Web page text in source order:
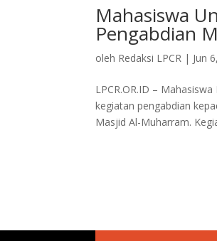
Mahasiswa
Pengabdian
oleh Redaksi LPCR | Jun
LPCR.OR.ID –
kegiatan pengabdian
Masjid Al-Muharram.